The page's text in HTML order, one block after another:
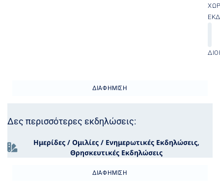
ΔΙΑΦΉΜΙΣΗ
Δες περισσότερες εκδηλώσεις:
Ημερίδες / Ομιλίες / Ενημερωτικές Εκδηλώσεις,
Θρησκευτικές Εκδηλώσεις
ΔΙΑΦΉΜΙΣΗ